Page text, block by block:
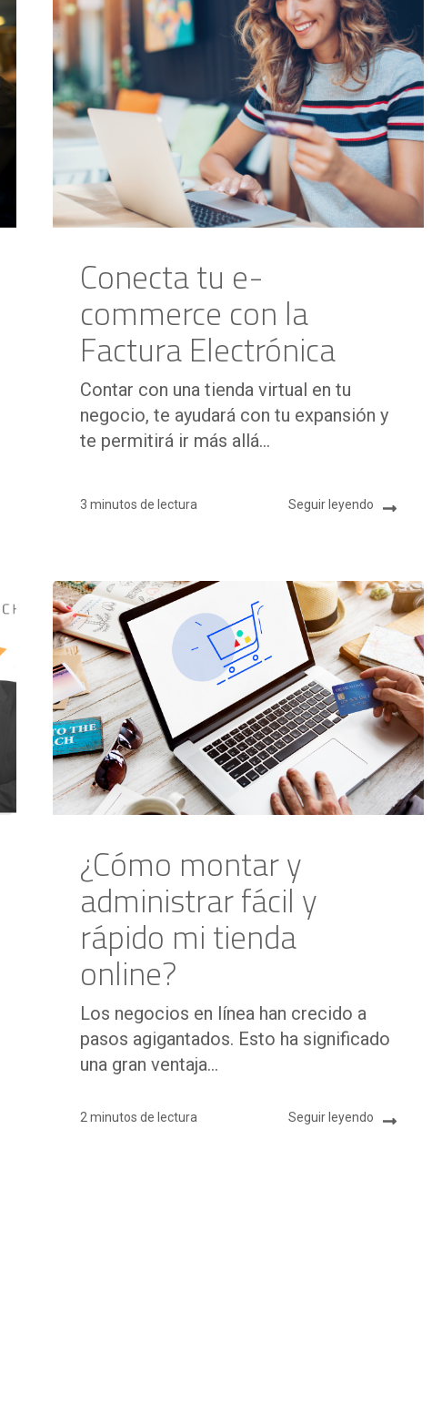
Conecta tu e-
commerce con la
Factura Electrónica
Contar con una tienda virtual en tu
negocio, te ayudará con tu expansión y
te permitirá ir más allá...
3 minutos de lectura Seguir leyendo
¿Cómo montar y
administrar fácil y
rápido mi tienda
online?
Los negocios en línea han crecido a
pasos agigantados. Esto ha significado
una gran ventaja...
2 minutos de lectura Seguir leyendo